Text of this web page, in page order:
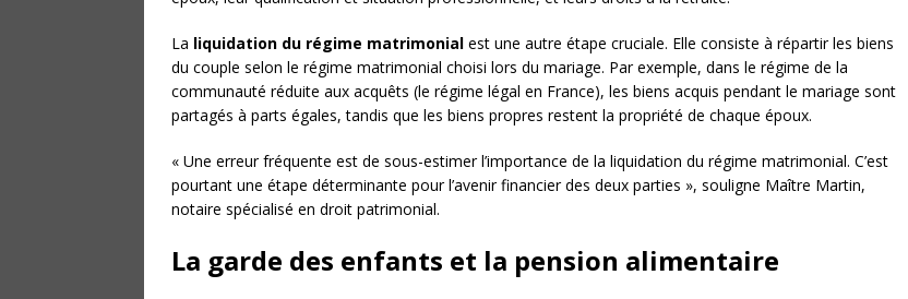
La liquidation du régime matrimonial est une autre étape cruciale. Elle consiste à répartir les biens
du couple selon le régime matrimonial choisi lors du mariage. Par exemple, dans le régime de la
communauté réduite aux acquêts (le régime légal en France), les biens acquis pendant le mariage sont
partagés à parts égales, tandis que les biens propres restent la propriété de chaque époux.
« Une erreur fréquente est de sous-estimer l’importance de la liquidation du régime matrimonial. C’est
pourtant une étape déterminante pour l’avenir financier des deux parties », souligne Maître Martin,
notaire spécialisé en droit patrimonial.
La garde des enfants et la pension alimentaire